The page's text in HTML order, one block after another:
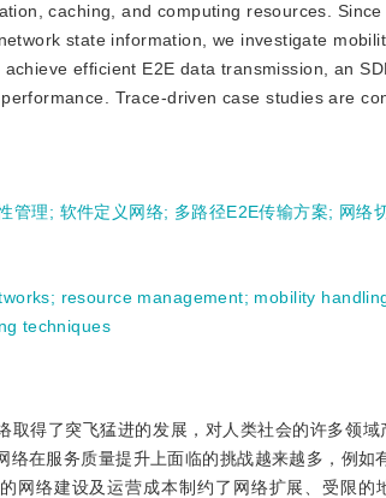
caching, and computing resources.
state information, we investigate
efficient E2E data transmission, an
Trace-driven case studies are
管理; 软件定义网络; 多路径E2E传输方案; 网络
; resource management; mobility
techniques
取得了突飞猛进的发展，对人类社会的许多领
络在服务质量提升上面临的挑战越来越多，例
网络建设及运营成本制约了网络扩展、受限的